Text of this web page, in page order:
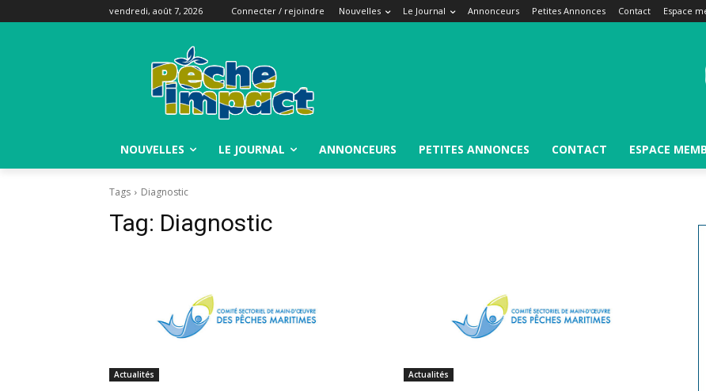
vendredi, août 7, 2026 Connecter / rejoindre Nouvelles Le Journal Annonceurs Petites Annonces Contact Espace
NOUVELLES LE JOURNAL ANNONCEURS PETITES ANNONCES CONTACT ESPACE
Tags Diagnostic
Tag: Diagnostic
Actualités Actualités